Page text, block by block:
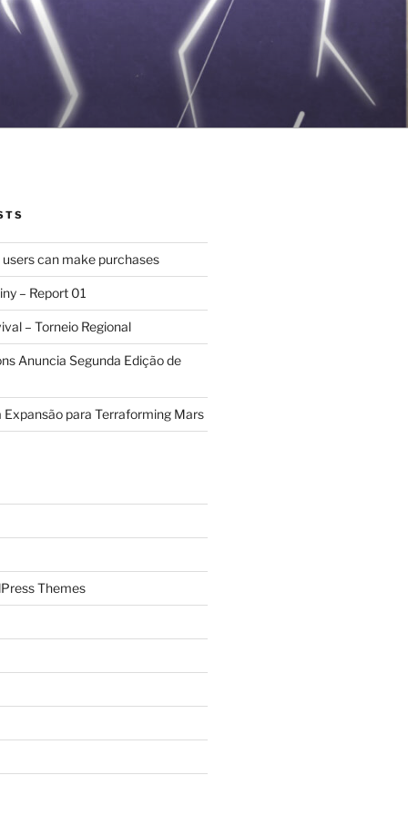
can make purchases
– Report 01
– Torneio Regional
Anuncia Segunda Edição de
Expansão para Terraforming Mars
Themes